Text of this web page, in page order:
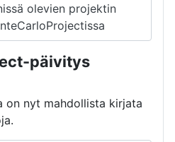
olevien projektin
päivitys
on nyt mahdollista kirjata